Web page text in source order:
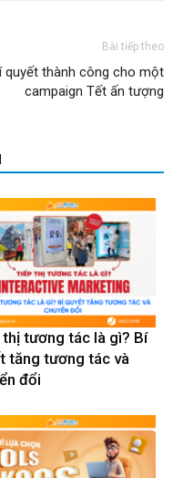
Bài tiếp theo
quyết thành công cho một
campaign Tết ấn tượng
tương tác là gì? Bí
tăng tương tác và
đổi